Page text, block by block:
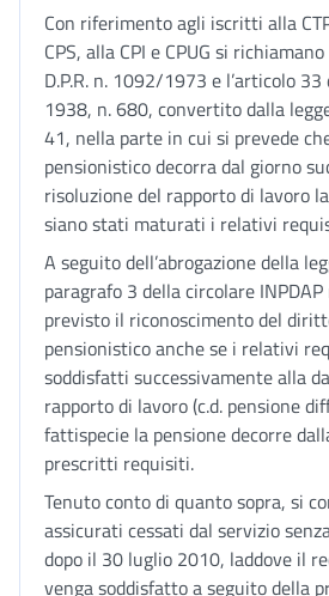
Con riferimento agli iscritti alla
CPS, alla CPI e CPUG si
D.P.R. n. 1092/1973 e l’articolo 33
1938, n. 680, convertito dalla
41, nella parte in cui si prevede
pensionistico decorra dal giorno
risoluzione del rapporto di lavoro
siano stati maturati i relativi
A seguito dell’abrogazione della
paragrafo 3 della circolare
previsto il riconoscimento del
pensionistico anche se i relativi
soddisfatti successivamente alla
rapporto di lavoro (c.d. pensione
fattispecie la pensione decorre
prescritti requisiti.
Tenuto conto di quanto sopra, si
assicurati cessati dal servizio
dopo il 30 luglio 2010, laddove il
venga soddisfatto a seguito della